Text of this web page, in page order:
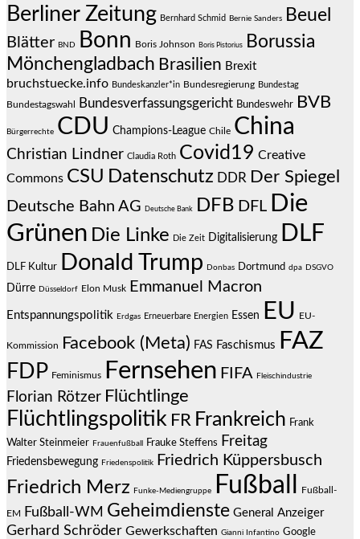
Berliner Zeitung Bernhard Schmid Bernie Sanders Beuel
Blätter BND Bonn Boris Johnson Boris Pistorius
Borussia
Mönchengladbach Brasilien Brexit
bruchstuecke.info Bundeskanzler*in Bundesregierung Bundestag
Bundestagswahl Bundesverfassungsgericht Bundeswehr BVB
Bürgerrechte CDU Champions-League Chile China
Christian Lindner Claudia Roth Covid19 Creative
Commons CSU Datenschutz DDR Der Spiegel
Deutsche Bahn AG Deutsche Bank DFB DFL Die
Grünen Die Linke Die Zeit Digitalisierung DLF
DLF Kultur Donald Trump Donbas Dortmund dpa DSGVO
Dürre Düsseldorf Elon Musk Emmanuel Macron
Entspannungspolitik Erdgas Erneuerbare Energien Essen EU EU-
Kommission Facebook (Meta) FAS Faschismus FAZ
FDP Feminismus Fernsehen FIFA Fleischindustrie
Florian Rötzer Flüchtlinge
Flüchtlingspolitik FR Frankreich Frank
Walter Steinmeier Frauenfußball Frauke Steffens Freitag
Friedensbewegung Friedenspolitik Friedrich Küppersbusch
Friedrich Merz Funke-Mediengruppe Fußball Fußball-
EM Fußball-WM Geheimdienste General Anzeiger
Gerhard Schröder Gewerkschaften Gianni Infantino Google